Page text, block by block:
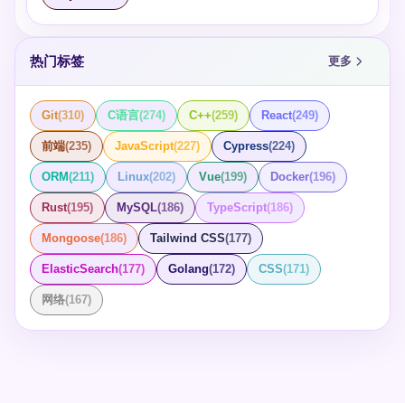
下面我将详细说明如何使用 Objective-C 解析 JSON 数
据： #### 1. 获取 JSON 数据 首先，你需要获取 JSON
应、读取文件或其他任何方式来完成。 #### 示例代码：
假设我们从一个网络请求中获取到了 JSON 数据： ####
2. 将 JSON 数据转换为 Foundation 对象 使用 的 方法来
解析 JSON 数据。这个方法会返回一个 NSDictionary 或
NSArray，取决于 JSON 数据的顶层结构。 #### 示例代
码： #### 3. 处理解析后的数据 一旦你拥有了解析后的
Foundation 对象，你就可以根据需求访问、修改或使用这
些数据了。 #### 示例代码： 假设 JSON 数据是一个数
组，每个元素包含了用户的信息，我们可以遍历数组来处
理每个用户的数据： #### 小结 使用 Objective-C 解析
JSON 是一个直接而有效的过程，主要通过 类实现。重要
的是要处理可能出现的错误，并根据 JSON 数据的结构类
型（字典或数组）来正确解析和使用数据。在实际的应用
开发中，这种能力是非常重要的，因为它允许应用程序与
Web 服务和其他数据源进行交互。
热门标签 更多
Git(310) C语言(274) C++(259) React(249)
前端(235) JavaScript(227) Cypress(224)
ORM(211) Linux(202) Vue(199) Docker(196)
Rust(195) MySQL(186) TypeScript(186)
Mongoose(186) Tailwind CSS(177)
ElasticSearch(177) Golang(172) CSS(171)
网络(167)